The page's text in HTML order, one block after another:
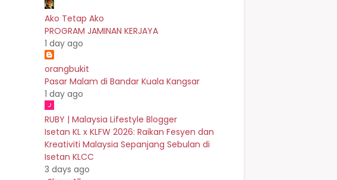
Ako Tetap Ako
PROGRAM JAMINAN KERJAYA
1 day ago
orangbukit
Pasar Malam di Bandar Kuala Kangsar
1 day ago
RUBY | Malaysia Lifestyle Blogger
Isetan KL x KLFW 2026: Raikan Fesyen dan
Kreativiti Malaysia Sepanjang Sebulan di
Isetan KLCC
3 days ago